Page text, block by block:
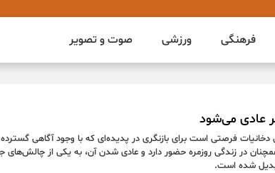
فرهنگی ورزشی صوت و تصویر
عادی می‌شود
دخانیات فرصتی است برای بازنگری در پدیده‌ای که با وجود آگاهی گسترده
در زندگی روزمره حضور دارد و عادی شدن آن، به یکی از چالش‌های
شده است.